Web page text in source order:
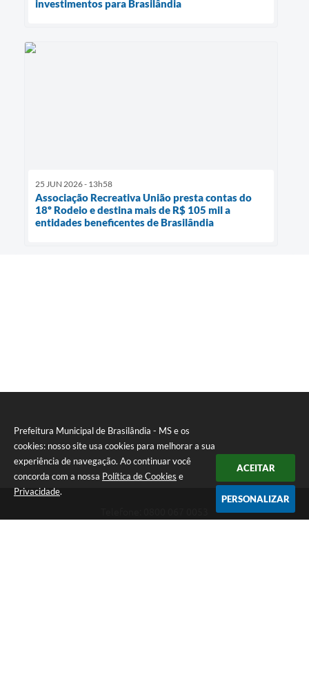
Prefeitura Municipal de Brasilândia - MS e os
cookies: nosso site usa cookies para melhorar a sua
experiência de navegação. Ao continuar você
concorda com a nossa Política de Cookies e
Privacidade.
ACEITAR
PERSONALIZAR
investimentos para Brasilândia
25 JUN 2026 - 13h58
Associação Recreativa União presta contas do
18º Rodeio e destina mais de R$ 105 mil a
entidades beneficentes de Brasilândia